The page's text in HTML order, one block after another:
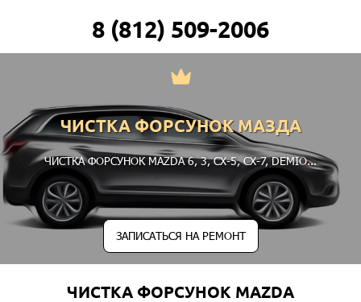
8 (812) 509-2006
ЧИСТКА ФОРСУНОК МАЗДА
ЧИСТКА ФОРСУНОК MAZDA6,3,CX-5,CX-7,DEMIO...
ЗАПИСАТЬСЯ НА РЕМОНТ
ЧИСТКА ФОРСУНОК MAZDA